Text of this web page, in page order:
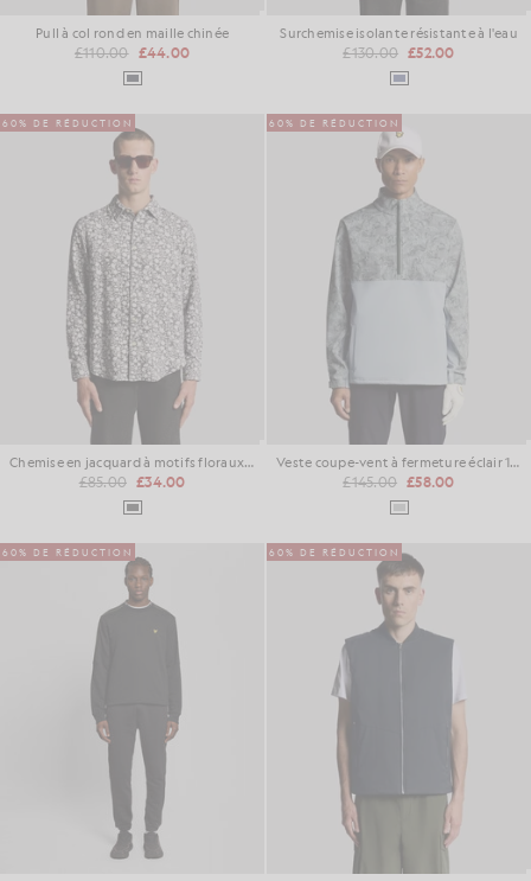
Pull à col rond en maille chinée
£110.00 £44.00
Surchemise isolante résistante à l'eau
£130.00 £52.00
60% DE RÉDUCTION
Chemise en jacquard à motifs floraux, mélange de viscose
£85.00 £34.00
60% DE RÉDUCTION
Veste coupe-vent à fermeture éclair 1/4
£145.00 £58.00
60% DE RÉDUCTION 60% DE RÉDUCTION